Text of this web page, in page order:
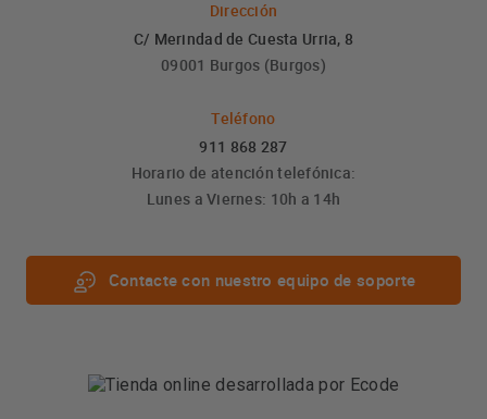
Dirección
C/ Merindad de Cuesta Urria, 8
09001 Burgos (Burgos)
Teléfono
911 868 287
Horario de atención telefónica:
Lunes a Viernes: 10h a 14h
Contacte con nuestro equipo de soporte